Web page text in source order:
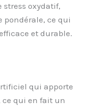
oxydatif,
pondérale, ce qui
et durable.
qui apporte
ce qui en fait un